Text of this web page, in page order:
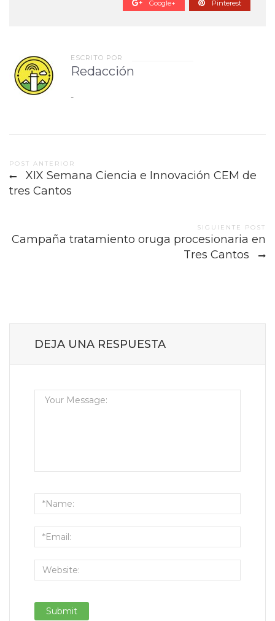
Google+ Pinterest
ESCRITO POR
Redacción
-
Post
navigation
POST ANTERIOR
XIX Semana Ciencia e Innovación CEM de
tres Cantos
SIGUIENTE POST
Campaña tratamiento oruga procesionaria en
Tres Cantos
DEJA UNA RESPUESTA